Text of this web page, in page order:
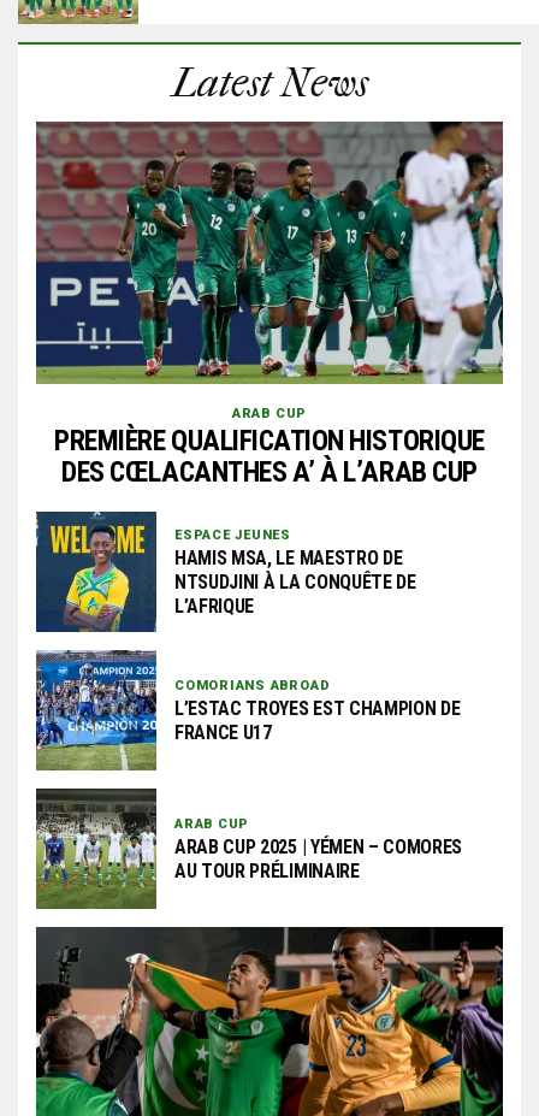
Latest News
ARAB CUP
PREMIÈRE QUALIFICATION HISTORIQUE
DES CŒLACANTHES A’ À L’ARAB CUP
ESPACE JEUNES
HAMIS MSA, LE MAESTRO DE
NTSUDJINI À LA CONQUÊTE DE
L’AFRIQUE
COMORIANS ABROAD
L’ESTAC TROYES EST CHAMPION DE
FRANCE U17
ARAB CUP
ARAB CUP 2025 | YÉMEN – COMORES
AU TOUR PRÉLIMINAIRE